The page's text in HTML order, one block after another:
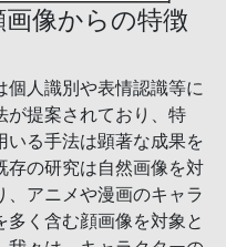
像からの特徴
人識別や表情認識等に
が提案されており、特
いる手法は顕著な成果を
存の研究は自然画像を対
アニメや漫画のキャラ
く含む顔画像を対象と